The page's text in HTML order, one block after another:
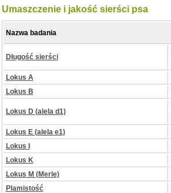
Umaszczenie i jakość sierści psa
Nazwa badania
Długość sierści
Lokus A
Lokus B
Lokus D (alela d1)
Lokus E (alela e1)
Lokus I
Lokus K
Lokus M (Merle)
Plamistość